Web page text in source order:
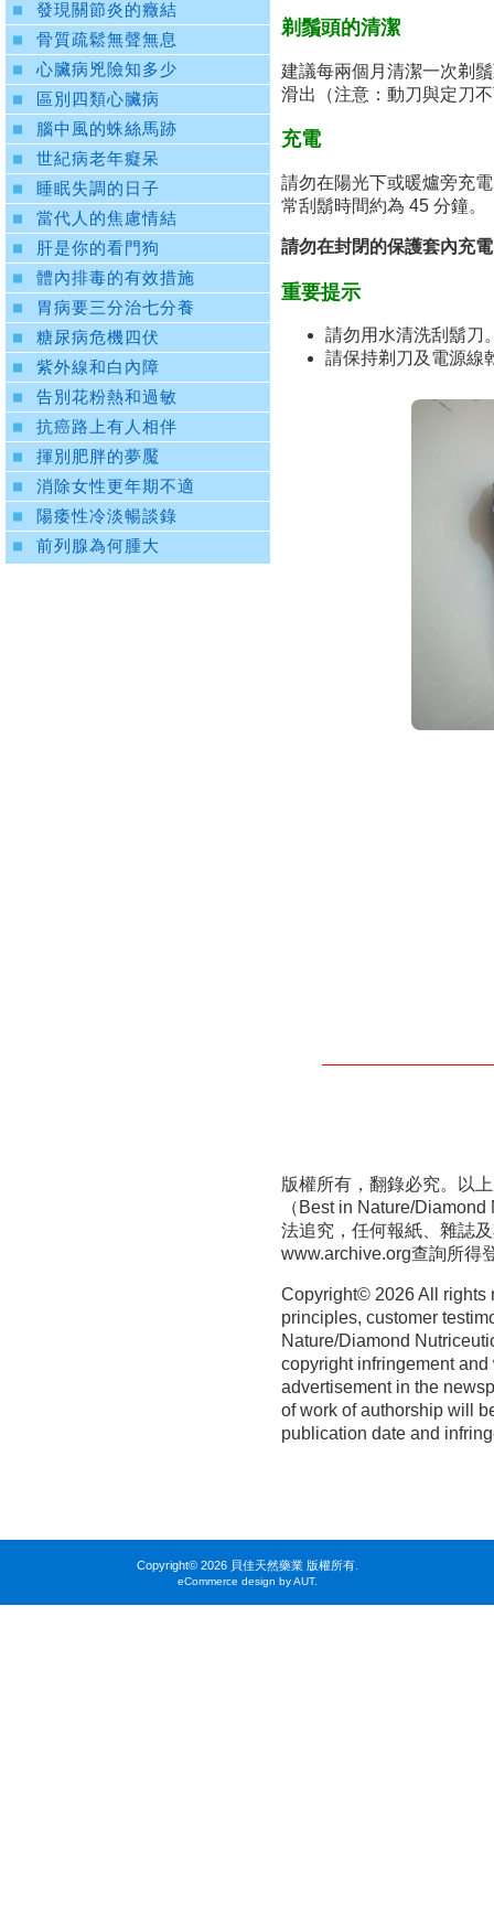
剃鬚頭的清潔
建議每兩個月清潔一次剃
滑出（注意：動刀與定刀
充電
請勿在陽光下或暖爐旁充
常刮鬍時間約為 45 分鐘。
請勿在封閉的保護套內充
重要提示
請勿用水清洗刮鬍刀
請保持剃刀及電源線
版權所有，翻錄必究。以
（Best in Nature/
法追究，任何報紙、雜誌
www.archive.org查詢所得
Copyright© 2026 All rights
principles, customer
Nature/Diamond
copyright infringement
advertisement in the
of work of authorship will
publication date and
發現關節炎的癥結
骨質疏鬆無聲無息
心臟病兇險知多少
區別四類心臟病
腦中風的蛛絲馬跡
世紀病老年癡呆
睡眠失調的日子
當代人的焦慮情結
肝是你的看門狗
體內排毒的有效措施
胃病要三分治七分養
糖尿病危機四伏
紫外線和白內障
告別花粉熱和過敏
抗癌路上有人相伴
揮別肥胖的夢魘
消除女性更年期不適
陽痿性冷淡暢談錄
前列腺為何腫大
Copyright© 2026 貝佳天然藥業 版權所有.
eCommerce design by AUT.